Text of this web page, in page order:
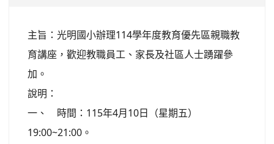
主旨：光明國小辦理114學年度教育優先區親職教
育講座，歡迎教職員工、家長及社區人士踴躍參
加。
說明：
一、 時間：115年4月10日（星期五）
19:00~21:00。